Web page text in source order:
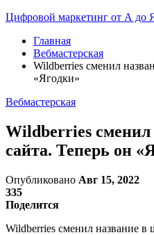
Цифровой маркетинг от А до
Главная
Вебмастерская
Wildberries сменил
«Ягодки»
Вебмастерская
Wildberries сменил
сайта. Теперь он
Опубликовано Авг 15, 2022
335
Поделится
Wildberries сменил название в